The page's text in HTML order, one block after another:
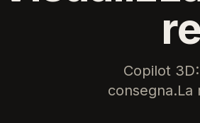
Copilot